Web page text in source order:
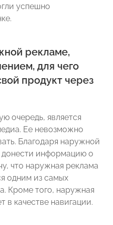
успешно
рекламе,
для чего
продукт через
очередь, является
Ее невозможно
Благодаря наружной
информацию о
что наружная реклама
одним из самых
Кроме того, наружная
в качестве навигации.